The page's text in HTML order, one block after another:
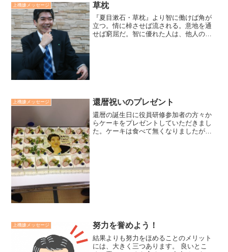
上機嫌メッセージ 草枕
『夏目漱石・草枕』より智に働けば角が
立つ。情に棹させば流される。意地を通
せば窮屈だ。智に優れた人は、他人の誤
上機嫌メッセージ 還暦祝いのプレゼント
還暦の誕生日に役員研修参加者の方々か
らケーキをプレゼントしていただきまし
た。ケーキは食べて無くなりましたが、
上機嫌メッセージ 努力を誉めよう！
結果よりも努力をほめることのメリット
には、大きく三つあります。 良いとこ